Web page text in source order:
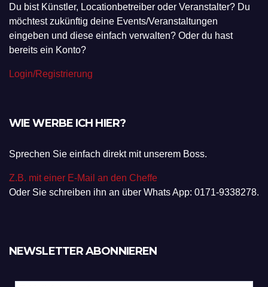
Du bist Künstler, Locationbetreiber oder Veranstalter? Du
möchtest zukünftig deine Events/Veranstaltungen
eingeben und diese einfach verwalten? Oder du hast
bereits ein Konto?
Login/Registrierung
WIE WERBE ICH HIER?
Sprechen Sie einfach direkt mit unserem Boss.
Z.B. mit einer E-Mail an den Cheffe
Oder Sie schreiben ihn an über Whats App: 0171-9338278.
NEWSLETTER ABONNIEREN